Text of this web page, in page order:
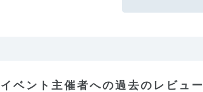
イベント主催者への過去のレビュー